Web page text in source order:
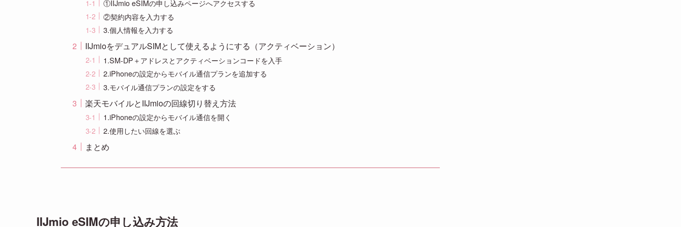
①IIJmio eSIMの申し込みページへアクセスする
②契約内容を入力する
3.個人情報を入力する
IIJmioをデュアルSIMとして使えるようにする（アクティベーション）
1.SM-DP＋アドレスとアクティベーションコードを入手
2.iPhoneの設定からモバイル通信プランを追加する
3.モバイル通信プランの設定をする
楽天モバイルとIIJmioの回線切り替え方法
1.iPhoneの設定からモバイル通信を開く
2.使用したい回線を選ぶ
まとめ
IIJmio eSIMの申し込み方法